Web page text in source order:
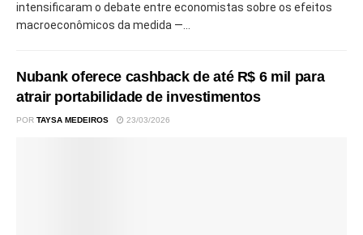
intensificaram o debate entre economistas sobre os efeitos
macroeconômicos da medida —...
Nubank oferece cashback de até R$ 6 mil para
atrair portabilidade de investimentos
POR TAYSA MEDEIROS 23/03/2026